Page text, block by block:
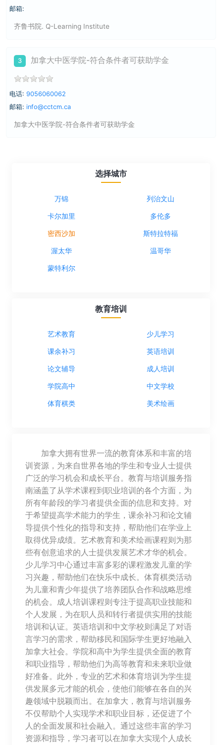
邮箱:
齐鲁书院. Q-Learning Institute
3 加拿大中医学院-符合条件者可获助学金
电话: 9056060062
邮箱: info@cctcm.ca
加拿大中医学院-符合条件者可获助学金
选择城市
万锦 列治文山
卡尔加里 多伦多
密西沙加 斯特拉特福
渥太华 温哥华
蒙特利尔
教育培训
艺术教育 少儿学习
课余补习 英语培训
论文辅导 成人培训
学院高中 中文学校
体育棋类 美术绘画
加拿大拥有世界一流的教育体系和丰富的培
训资源，为来自世界各地的学生和专业人士提供
广泛的学习机会和成长平台。教育与培训服务指
南涵盖了从学术课程到职业培训的各个方面，为
所有年龄段的学习者提供全面的信息和支持。对
于希望提高学术能力的学生，课余补习和论文辅
导提供个性化的指导和支持，帮助他们在学业上
取得优异成绩。艺术教育和美术绘画课程则为那
些有创意追求的人士提供发展艺术才华的机会。
少儿学习中心通过丰富多彩的课程激发儿童的学
习兴趣，帮助他们在快乐中成长。体育棋类活动
为儿童和青少年提供了培养团队合作和战略思维
的机会。成人培训课程则专注于提高职业技能和
个人发展，为在职人员和转行者提供实用的技能
培训和认证。英语培训和中文学校则满足了对语
言学习的需求，帮助移民和国际学生更好地融入
加拿大社会。学院和高中为学生提供全面的教育
和职业指导，帮助他们为高等教育和未来职业做
好准备。此外，专业的艺术和体育培训为学生提
供发展多元才能的机会，使他们能够在各自的兴
趣领域中脱颖而出。在加拿大，教育与培训服务
不仅帮助个人实现学术和职业目标，还促进了个
人的全面发展和社会融入。通过这些丰富的学习
资源和指导，学习者可以在加拿大实现个人成长